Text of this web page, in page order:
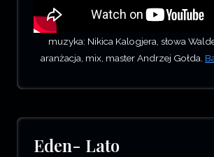
muzyka: Nikica Kalogjera, słowa
aranżacja, mix, master Andrzej Gołda.
Eden- Lato